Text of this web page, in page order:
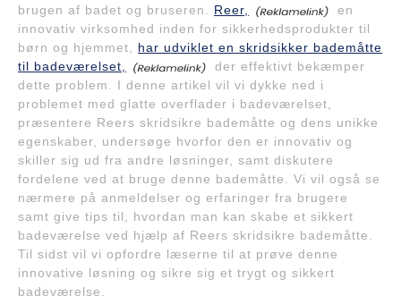
brugen af badet og bruseren. Reer,
en
innovativ virksomhed inden for sikkerhedsprodukter til
børn og hjemmet, har udviklet en skridsikker bademåtte
til badeværelset,
der effektivt bekæmper
dette problem. I denne artikel vil vi dykke ned i
problemet med glatte overflader i badeværelset,
præsentere Reers skridsikre bademåtte og dens unikke
egenskaber, undersøge hvorfor den er innovativ og
skiller sig ud fra andre løsninger, samt diskutere
fordelene ved at bruge denne bademåtte. Vi vil også se
nærmere på anmeldelser og erfaringer fra brugere
samt give tips til, hvordan man kan skabe et sikkert
badeværelse ved hjælp af Reers skridsikre bademåtte.
Til sidst vil vi opfordre læserne til at prøve denne
innovative løsning og sikre sig et trygt og sikkert
badeværelse.